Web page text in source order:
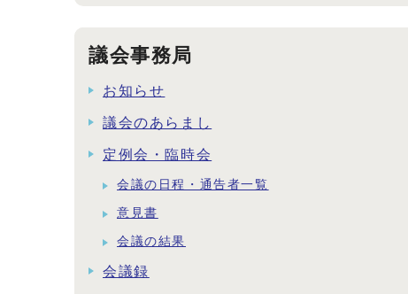
議会事務局
お知らせ
議会のあらまし
定例会・臨時会
会議の日程・通告者一覧
意見書
会議の結果
会議録